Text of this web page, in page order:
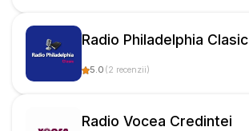
Radio Philadelphia Clasic
5.0 (2 recenzii)
Radio Vocea Credintei